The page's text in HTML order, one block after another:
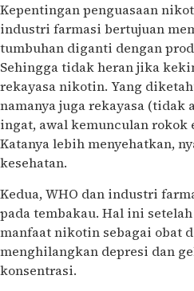
Kepentingan penguasaan
industri farmasi bertujuan
tumbuhan diganti dengan
Sehingga tidak heran jika
rekayasa nikotin. Yang
namanya juga rekayasa
ingat, awal kemunculan
Katanya lebih menyehatkan,
kesehatan.
Kedua, WHO dan industri
pada tembakau. Hal ini
manfaat nikotin sebagai obat
menghilangkan depresi dan
konsentrasi.